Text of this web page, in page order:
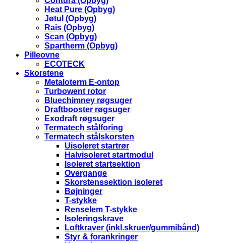
Heat Pure (Opbyg)
Jøtul (Opbyg)
Rais (Opbyg)
Scan (Opbyg)
Spartherm (Opbyg)
Pilleovne
ECOTECK
Skorstene
Metaloterm E-ontop
Turbowent rotor
Bluechimney røgsuger
Draftbooster røgsuger
Exodraft røgsuger
Termatech stålforing
Termatech stålskorsten
Uisoleret startrør
Halvisoleret startmodul
Isoleret startsektion
Overgange
Skorstenssektion isoleret
Bøjninger
T-stykke
Renselem T-stykke
Isoleringskrave
Loftkraver (inkl.skruer/gummibånd)
Styr & forankringer